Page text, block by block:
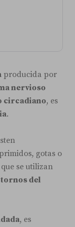
producida por
nervioso
circadiano, es
.
gotas o
que se utilizan
del
, es